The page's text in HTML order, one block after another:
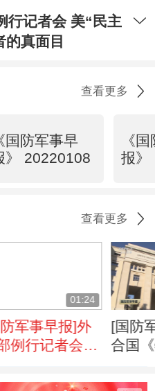
行记者会 美“民主
真面目
查看更多
国防军事早
》 20220108
《
报》
查看更多
01:24
军事早报]外
例行记者会
主破坏者的真
[国防
合国
议大